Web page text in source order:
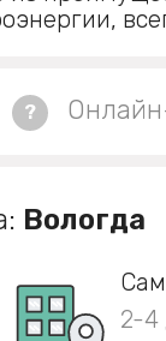
?
Вологда
2-4